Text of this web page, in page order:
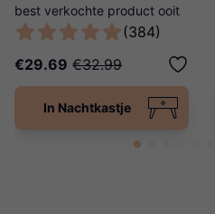
best verkochte product ooit
van Ladies Night! (384)
€29.69 €32.99
In Nachtkastje